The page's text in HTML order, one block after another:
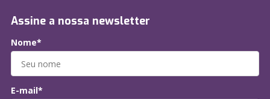
Assine a nossa newsletter
Nome*
E-mail*